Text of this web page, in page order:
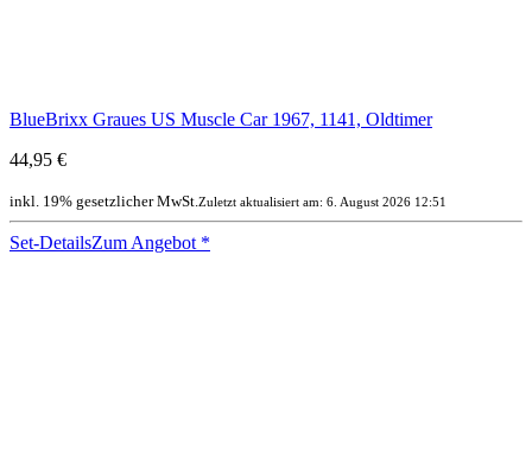
BlueBrixx Graues US Muscle Car 1967, 1141, Oldtimer
44,95 €
inkl. 19% gesetzlicher MwSt.Zuletzt aktualisiert am: 6. August 2026 12:51
Set-DetailsZum Angebot *